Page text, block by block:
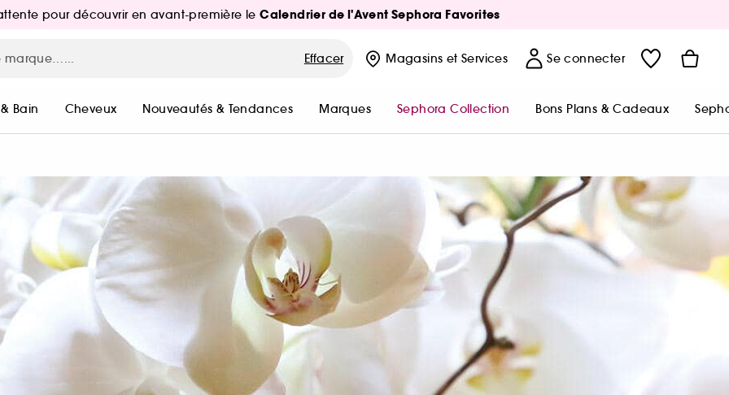
pour découvrir en avant-première leCalendrier de l'Avent Sephora Favorites
Effacer Magasins et Services Se connecter
Bain Cheveux Nouveautés & Tendances Marques Sephora Collection Bons Plans & Cadeaux